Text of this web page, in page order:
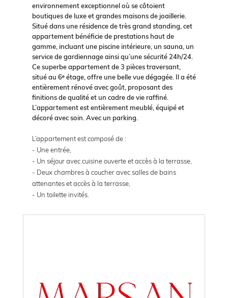
environnement exceptionnel où se côtoient
boutiques de luxe et grandes maisons de joaillerie.
Situé dans une résidence de très grand standing, cet
appartement bénéficie de prestations haut de
gamme, incluant une piscine intérieure, un sauna, un
service de gardiennage ainsi qu’une sécurité 24h/24.
Ce superbe appartement de 3 pièces traversant,
situé au 6ᵉ étage, offre une belle vue dégagée. Il a été
entièrement rénové avec goût, proposant des
finitions de qualité et un cadre de vie raffiné.
L’appartement est entièrement meublé, équipé et
décoré avec soin. Avec un parking.
L’appartement est composé de :
- Une entrée,
- Un séjour avec cuisine ouverte et accès à la terrasse,
- Deux chambres à coucher avec salles de bains
attenantes et accès à la terrasse,
- Un toilette invités.